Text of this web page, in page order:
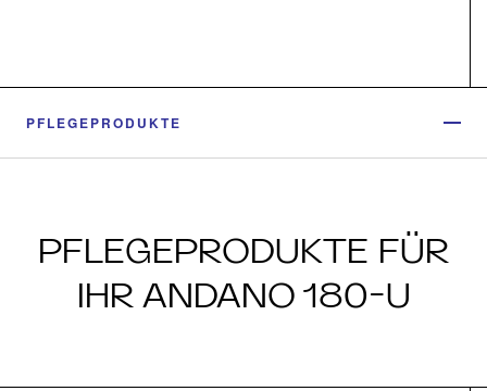
PFLEGEPRODUKTE
PFLEGEPRODUKTE FÜR
IHR ANDANO 180-U